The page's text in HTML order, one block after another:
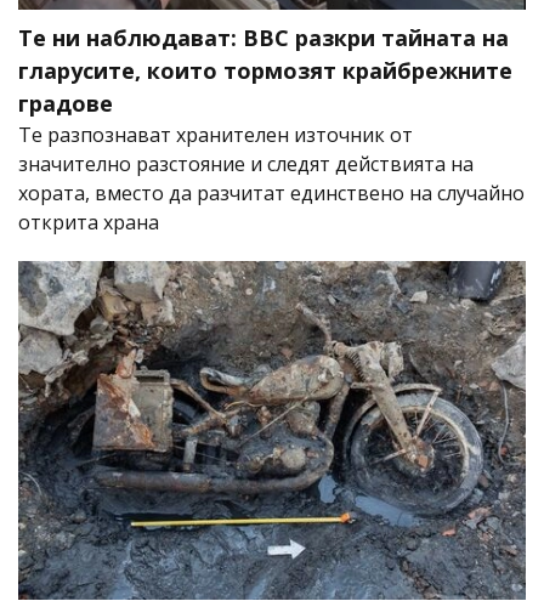
Те ни наблюдават: BBC разкри тайната на
гларусите, които тормозят крайбрежните
градове
Те разпознават хранителен източник от
значително разстояние и следят действията на
хората, вместо да разчитат единствено на случайно
открита храна